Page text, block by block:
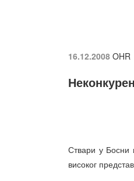
16.12.2008 OHR
Ствари у Босни
високог